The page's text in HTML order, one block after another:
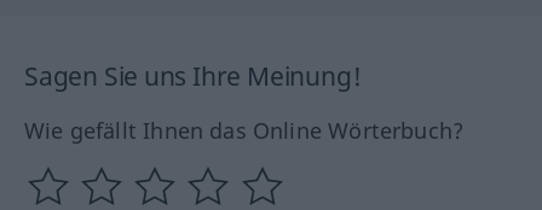
Sagen Sie uns Ihre Meinung!
Wie gefällt Ihnen das Online Wörterbuch?